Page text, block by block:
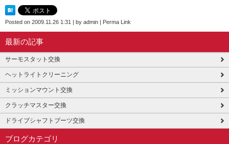
Posted on 2009.11.26 1:31 | by admin | Perma Link
最新の記事
サーモスタット交換
ヘットライトクリーニング
ミッションマウント交換
クラッチマスター交換
ドライブシャフトブーツ交換
ブログカテゴリ